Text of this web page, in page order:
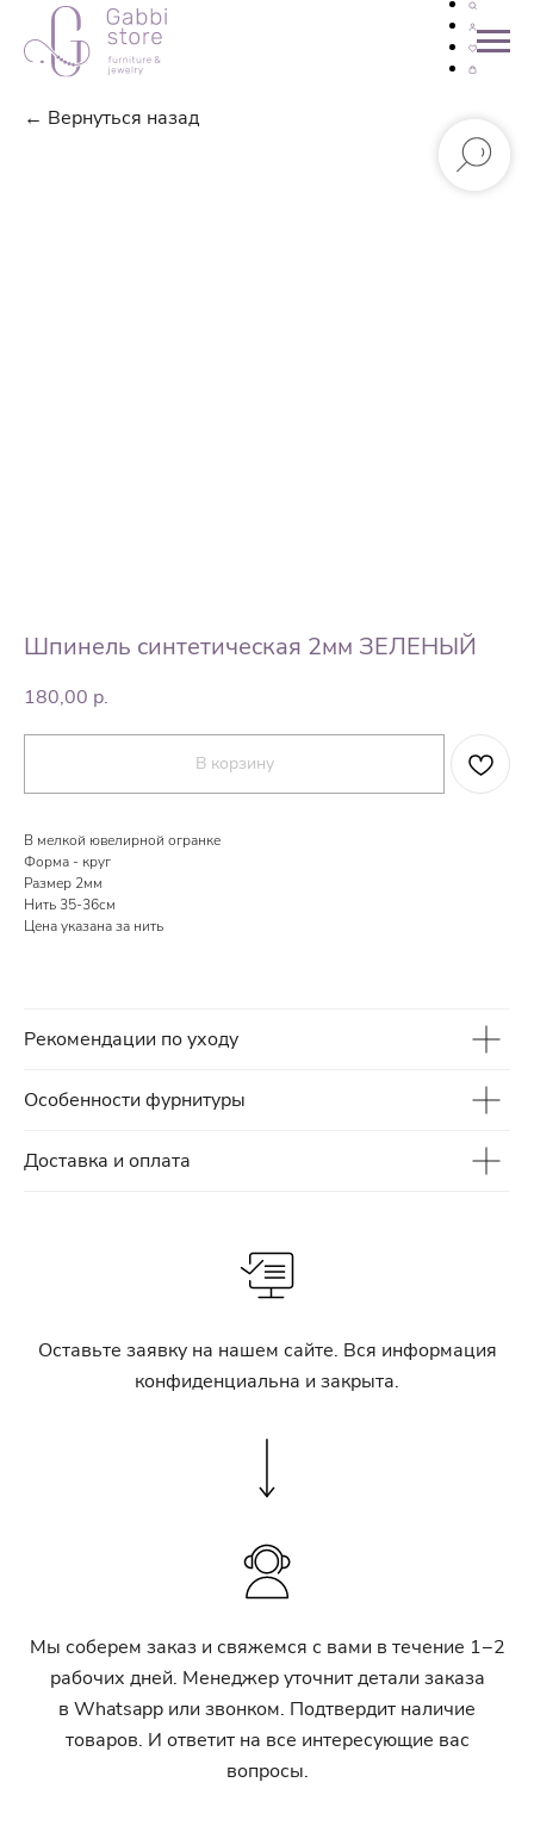
← Вернуться назад
Шпинель синтетическая 2мм ЗЕЛЕНЫЙ
180,00 р.
В корзину
В мелкой ювелирной огранке
Форма - круг
Размер 2мм
Нить 35-36см
Цена указана за нить
Рекомендации по уходу
Особенности фурнитуры
Доставка и оплата
Оставьте заявку на нашем сайте. Вся информация
конфиденциальна и закрыта.
Мы соберем заказ и свяжемся с вами в течение 1−2
рабочих дней. Менеджер уточнит детали заказа
в Whatsapp или звонком. Подтвердит наличие
товаров. И ответит на все интересующие вас
вопросы.